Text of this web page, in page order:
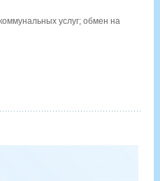
услуг; обмен на